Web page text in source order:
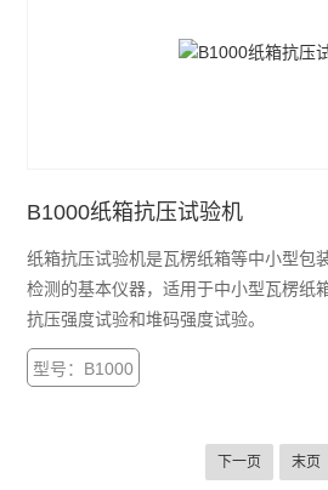
B1000纸箱抗压试验机
纸箱抗压试验机是瓦楞纸箱等中小型包
检测的基本仪器，适用于中小型瓦楞纸
抗压强度试验和堆码强度试验。
型号：B1000
下一页 末页